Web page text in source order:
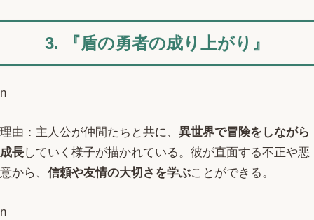
3. 『盾の勇者の成り上がり』
n
理由：主人公が仲間たちと共に、 異世界で冒険をしながら
成長していく様子が描かれている。彼が直面する不正や悪
意から、 信頼や友情の大切さを学ぶことができる。
n